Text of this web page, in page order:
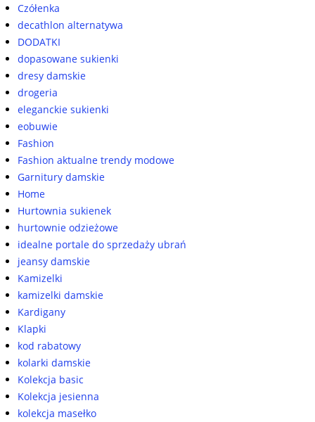
Czółenka
decathlon alternatywa
DODATKI
dopasowane sukienki
dresy damskie
drogeria
eleganckie sukienki
eobuwie
Fashion
Fashion aktualne trendy modowe
Garnitury damskie
Home
Hurtownia sukienek
hurtownie odzieżowe
idealne portale do sprzedaży ubrań
jeansy damskie
Kamizelki
kamizelki damskie
Kardigany
Klapki
kod rabatowy
kolarki damskie
Kolekcja basic
Kolekcja jesienna
kolekcja masełko